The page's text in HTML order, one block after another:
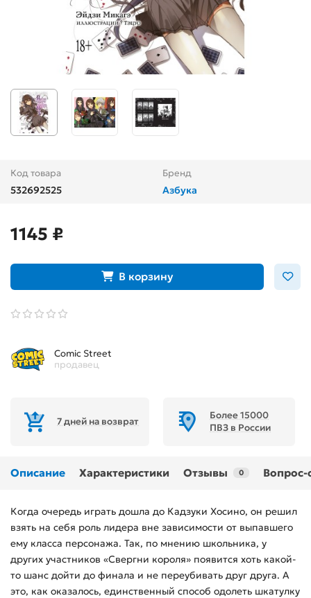
Код товара
532692525
Бренд
Азбука
1145 ₽
В корзину
Comic Street
продавец
7 дней на возврат
Более 15000
ПВЗ в России
Описание Характеристики Отзывы 0 Вопрос-
Когда очередь играть дошла до Кадзуки Хосино, он решил
взять на себя роль лидера вне зависимости от выпавшего
ему класса персонажа. Так, по мнению школьника, у
других участников «Свергни короля» появится хоть какой-
то шанс дойти до финала и не переубивать друг друга. А
это, как оказалось, единственный способ одолеть шкатулку